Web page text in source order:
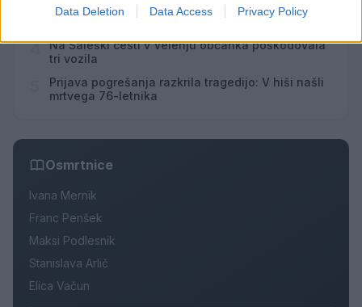
Data Deletion Data Access Privacy Policy
Dopustniška drama: Policija pričakala letalo s
Korošico po pristanku
4
Na Šaleški cesti v Velenju občanka poškodovala
tri vozila
Prijava pogrešanja razkrila tragedijo: V hiši našli
mrtvega 76-letnika
Osmrtnice
Ivana Mernik
Franc Penšek
Maksi Podlesnik
Stanislava Arlič
Elica Vačun